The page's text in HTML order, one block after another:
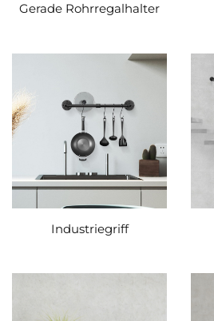
Gerade Rohrregalhalter
Industriegriff